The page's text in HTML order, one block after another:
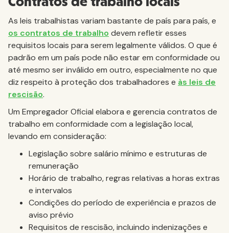
As leis trabalhistas variam bastante de país para país, e
os contratos de trabalho devem refletir esses
requisitos locais para serem legalmente válidos. O que é
padrão em um país pode não estar em conformidade ou
até mesmo ser inválido em outro, especialmente no que
diz respeito à proteção dos trabalhadores e às leis de
rescisão.
Um Empregador Oficial elabora e gerencia contratos de
trabalho em conformidade com a legislação local,
levando em consideração:
Legislação sobre salário mínimo e estruturas de
remuneração
Horário de trabalho, regras relativas a horas extras
e intervalos
Condições do período de experiência e prazos de
aviso prévio
Requisitos de rescisão, incluindo indenizações e